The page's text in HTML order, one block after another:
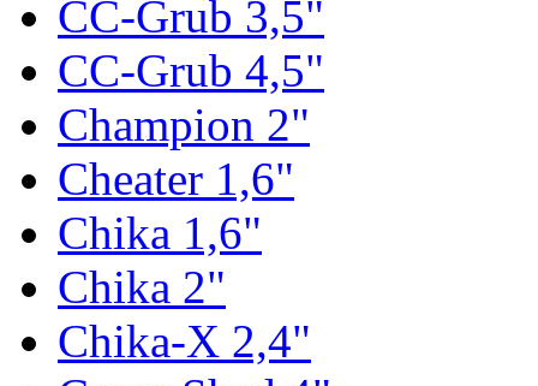
CC-Grub 3,5"
CC-Grub 4,5"
Champion 2"
Cheater 1,6"
Chika 1,6"
Chika 2"
Chika-X 2,4"